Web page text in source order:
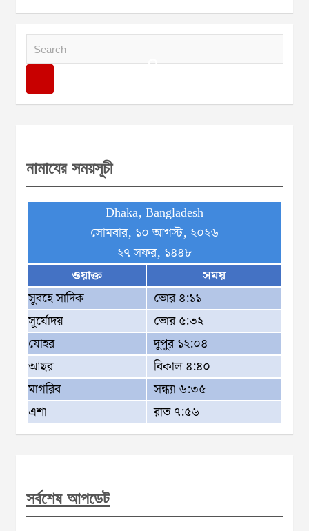
e
r
নামাযের সময়সূচী
Dhaka, Bangladesh
সোমবার, ১০ আগস্ট, ২০২৬
২৭ সফর, ১৪৪৮
ওয়াক্ত
সময়
সুবহে সাদিক
ভোর ৪:১১
সূর্যোদয়
ভোর ৫:৩২
যোহর
দুপুর ১২:০৪
আছর
বিকাল ৪:৪০
মাগরিব
সন্ধ্যা ৬:৩৫
এশা
রাত ৭:৫৬
সর্বশেষ আপডেট